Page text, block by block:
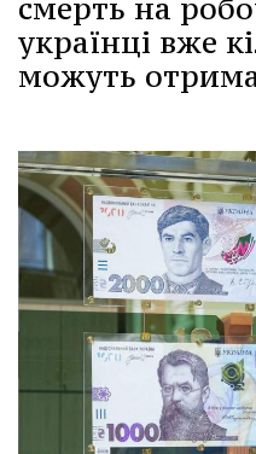
смерть на
українці вже
можуть